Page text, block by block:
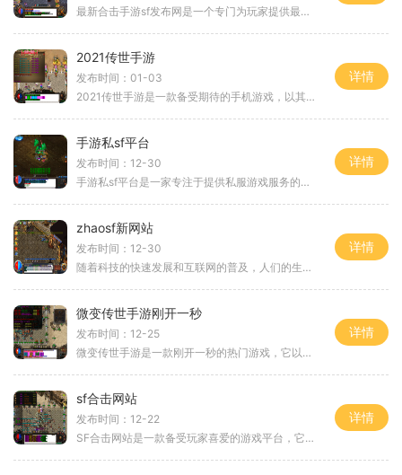
最新合击手游sf发布网是一个专门为玩家提供最新合击手游资讯和发布新游戏的平台。在这个网站上，玩家可以了解到最新合击手游的动态，包括新游戏的发布、游戏的更新、游戏活动等
2021传世手游
发布时间：01-03
2021传世手游是一款备受期待的手机游戏，以其精美的画面、丰富的内容和创新的玩法，吸引了无数玩家的关注。本文将为大家介绍这款游戏的具体玩法，带给你不一样的游戏体验。202
详情
手游私sf平台
发布时间：12-30
手游私sf平台是一家专注于提供私服游戏服务的平台，以打破传统游戏限制，让玩家能够尽情享受游戏的乐趣。私服游戏是指在私人服务器上运行的游戏版本，相较于官方版本，私服拥有
详情
zhaosf新网站
发布时间：12-30
随着科技的快速发展和互联网的普及，人们的生活方式也发生了很大的变化。尤其是在娱乐领域，人们对于游戏的需求越来越高。为了满足广大游戏爱好者的需求，zhaosf游戏公司最近推
详情
微变传世手游刚开一秒
发布时间：12-25
微变传世手游是一款刚开一秒的热门游戏，它以其精美的画面、多样化的玩法和丰富的游戏内容吸引了众多玩家的关注与喜爱。下面就让我们来详细介绍一下这款游戏的具体玩法。微变
详情
sf合击网站
发布时间：12-22
SF合击网站是一款备受玩家喜爱的游戏平台，它将传统的角色扮演游戏和激烈的热血战斗元素相结合，带给玩家一场精彩纷呈的游戏体验。让我们一起来探索一下SF合击网站的具体玩法。
详情